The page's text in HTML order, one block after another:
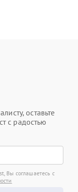
оставьте
с радостью
Вы соглашаетесь с